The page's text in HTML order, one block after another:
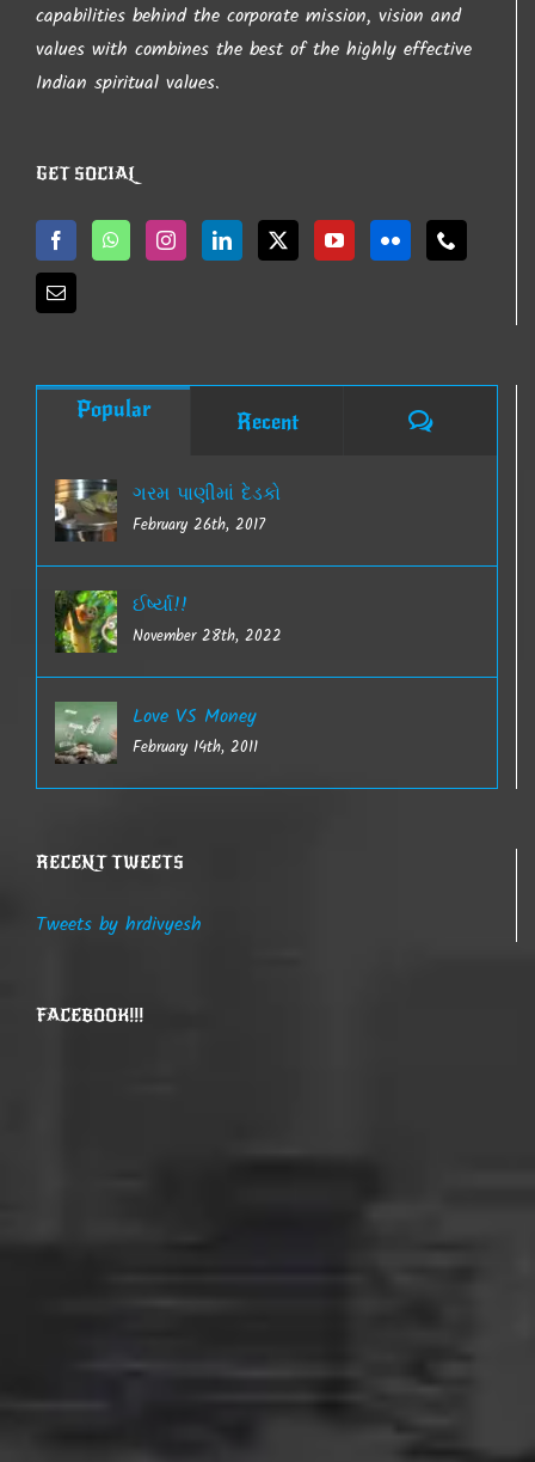
capabilities behind the corporate mission, vision and
values with combines the best of the highly effective
Indian spiritual values.
GET SOCIAL
Popular Recent Comments
ગરમ પાણીમાં દેડકો
February 26th, 2017
ઈર્ષ્યા!!
November 28th, 2022
Love VS Money
February 14th, 2011
RECENT TWEETS
Tweets by hrdivyesh
FACEBOOK!!!